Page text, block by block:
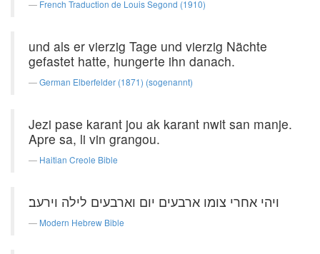
French Traduction de Louis Segond (1910)
und als er vierzig Tage und vierzig Nächte
gefastet hatte, hungerte ihn danach.
German Elberfelder (1871) (sogenannt)
Jezi pase karant jou ak karant nwit san manje.
Apre sa, li vin grangou.
Haitian Creole Bible
ויהי אחרי צומו ארבעים יום וארבעים לילה וירעב׃
Modern Hebrew Bible